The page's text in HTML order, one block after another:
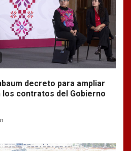
decreto para ampliar
los contratos del Gobierno